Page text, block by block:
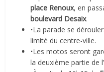
place Renoux, en
boulevard Desaix.
•La parade se
limité du centre-ville.
•Les motos seront
la deuxième partie de